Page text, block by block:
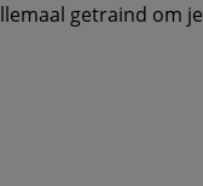
getraind om je